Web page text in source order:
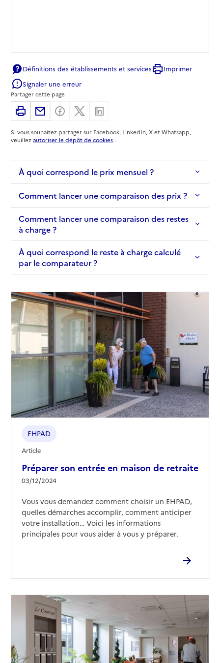
Définitions des établissements et services
Imprimer
Signaler une erreur
Partager cette page
ImprimerPartager par email
Partager sur Facebook
Partager sur X
Si vous souhaitez partager sur Facebook, LinkedIn, X et Whatsapp,
veuillezautoriser le dépôt de cookies .
À quoi correspond le prix mensuel ?
Comment lancer une comparaison des prix ?
Comment lancer une comparaison des restes
à charge ?
À quoi correspond le reste à charge calculé
par le comparateur ?
Préparer son entrée en maison de retraite
03/12/2024
EHPAD
Article
Vous vous demandez comment choisir un EHPAD,
quelles démarches accomplir, comment anticiper
votre installation… Voici les informations
principales pour vous aider à vous y préparer.